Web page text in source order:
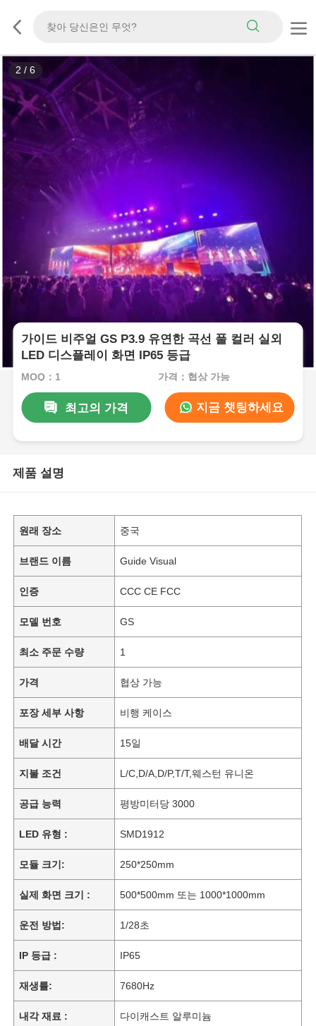
3 / 6
가이드 비주얼 GS P3.9 유연한 곡선 풀 컬러 실외
LED 디스플레이 화면 IP65 등급
MOQ：1 가격：협상 가능
최고의 가격 지금 챗팅하세요
제품 설명
원래 장소 중국
브랜드 이름 Guide Visual
인증 CCC CE FCC
모델 번호 GS
최소 주문 수량 1
가격 협상 가능
포장 세부 사항 비행 케이스
배달 시간 15일
지불 조건 L/C,D/A,D/P,T/T,웨스턴 유니온
공급 능력 평방미터당 3000
LED 유형 : SMD1912
모듈 크기: 250*250mm
실제 화면 크기 : 500*500mm 또는 1000*1000mm
운전 방법: 1/28초
IP 등급 : IP65
재생률: 7680Hz
내각 재료 : 다이캐스트 알루미늄